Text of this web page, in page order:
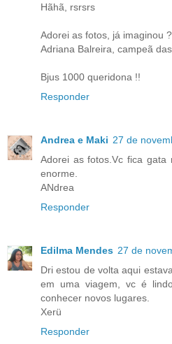
Hãhã, rsrsrs
Adorei as fotos, já imaginou ?
Adriana Balreira, campeã
Bjus 1000 queridona !!
Responder
Andrea e Maki 27 de
Adorei as fotos.Vc fica gata
enorme.
ANdrea
Responder
Edilma Mendes 27 de
Dri estou de volta aqui
em uma viagem, vc é
conhecer novos lugares.
Xerü
Responder